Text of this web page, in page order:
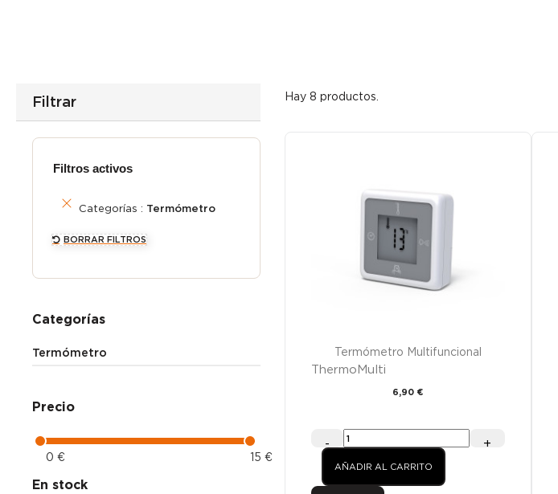
Filtrar
Filtros activos
Categorías : Termómetro
BORRAR FILTROS
Categorías
Termómetro
Precio
0 € 15 €
En stock
Hay 8 productos.
Termómetro Multifuncional
ThermoMulti
6,90 €
- +
AÑADIR AL CARRITO